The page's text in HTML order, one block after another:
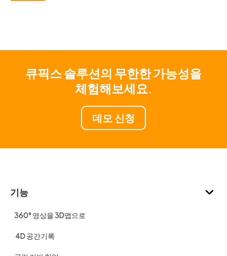
큐픽스 솔루션의 무한한 가능성을
체험해보세요.
데모 신청
기능
360° 영상을 3D맵으로
4D 공간기록